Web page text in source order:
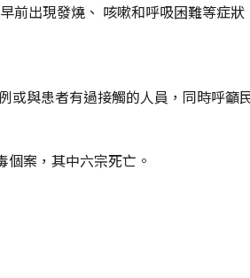
出現發燒、 咳嗽和呼吸困難等症狀
與患者有過接觸的人員，同時呼籲
案，其中六宗死亡。